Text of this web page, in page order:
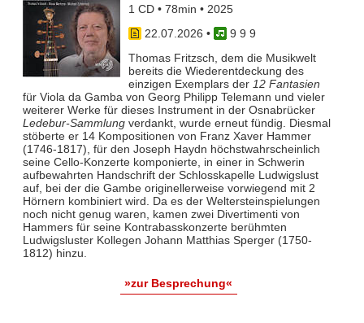
1 CD • 78min • 2025
22.07.2026 •
9 9 9
Thomas Fritzsch, dem die Musikwelt
bereits die Wiederentdeckung des
einzigen Exemplars der 12 Fantasien
für Viola da Gamba von Georg Philipp Telemann und vieler
weiterer Werke für dieses Instrument in der Osnabrücker
Ledebur-Sammlungverdankt, wurde erneut fündig. Diesmal
stöberte er 14 Kompositionen von Franz Xaver Hammer
(1746-1817), für den Joseph Haydn höchstwahrscheinlich
seine Cello-Konzerte komponierte, in einer in Schwerin
aufbewahrten Handschrift der Schlosskapelle Ludwigslust
auf, bei der die Gambe originellerweise vorwiegend mit 2
Hörnern kombiniert wird. Da es der Weltersteinspielungen
noch nicht genug waren, kamen zwei Divertimenti von
Hammers für seine Kontrabasskonzerte berühmten
Ludwigsluster Kollegen Johann Matthias Sperger (1750-
1812) hinzu.
»zur Besprechung«